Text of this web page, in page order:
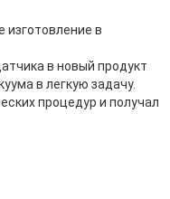
изготовление в
в новый продукт
в легкую задачу.
процедур и получал